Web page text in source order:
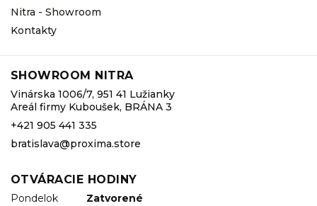
Nitra - Showroom
Kontakty
SHOWROOM NITRA
Vinárska 1006/7, 951 41 Lužianky
Areál firmy Kuboušek, BRÁNA 3
+421 905 441 335
bratislava@proxima.store
OTVÁRACIE HODINY
Pondelok
Zatvorené